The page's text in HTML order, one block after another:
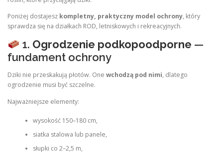
Poniżej dostajesz kompletny, praktyczny model ochrony, który
sprawdza się na działkach ROD, letniskowych i rekreacyjnych.
1. Ogrodzenie podkopoodporne —
fundament ochrony
Dziki nie przeskakują płotów. One wchodzą pod nimi, dlatego
ogrodzenie musi być szczelne.
Najważniejsze elementy:
wysokość 150–180 cm,
siatka stalowa lub panele,
słupki co 2–2,5 m,